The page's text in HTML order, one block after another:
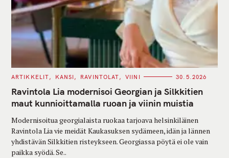
C
T
E
G
O
I
E
S
ARTIKKELIT KANSI RAVINTOLAT VIINI 30.5.2026
Ravintola Lia modernisoi Georgian ja Silkkitien
maut kunnioittamalla ruoan ja viinin muistia
Modernisoitua georgialaista ruokaa tarjoava helsinkiläinen
Ravintola Lia vie meidät Kaukasuksen sydämeen, idän ja lännen
yhdistävän Silkkitien risteykseen. Georgiassa pöytä ei ole vain
paikka syödä. Se..